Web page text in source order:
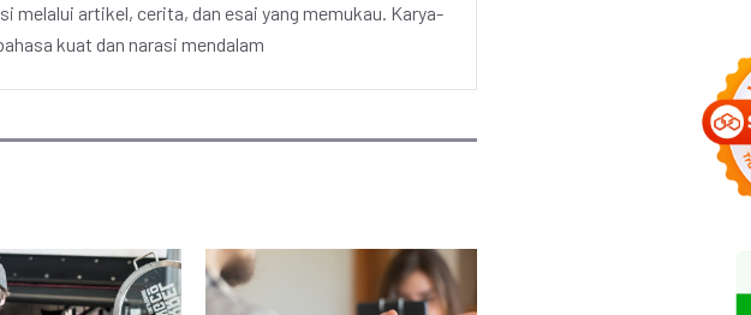
melalui artikel, cerita, dan esai yang memukau. Karya-
kuat dan narasi mendalam